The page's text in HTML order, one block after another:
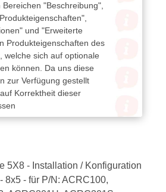
"Beschreibung",
und "Erweiterte
Produkteigenschaften des
welche sich auf optionale
können. Da uns diese
zur Verfügung gestellt
Korrektheit dieser
5X8 - Installation / Konfiguration
8x5 - für P/N: ACRC100,